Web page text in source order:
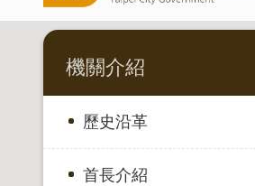
機關介紹
歷史沿革
首長介紹